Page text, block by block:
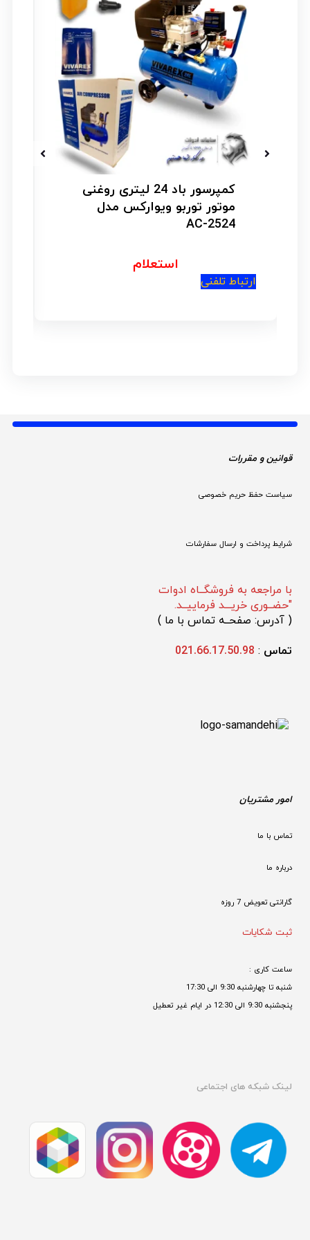
کمپرسور باد 24 لیتری روغنی
موتور توربو ویوارکس مدل
AC-2524
استعلام
ارتباط تلفنی
قوانین و مقررات
سیاست حفظ حریم خصوصی
شرایط پرداخت و ارسال سفارشات
با مراجعه به فروشگــاه ادوات
"حضــوری خریـــد فرماییــد.
( آدرس: صفحــه تماس با ما )
تماس :
021.66.17.50.98
امور مشتریان
تماس با ما
درباره ما
گارانتی تعویض 7 روزه
ثبت شکایات
ساعت کاری :
شنبه تا چهارشنبه 9:30 الی 17:30
پنجشنبه 9:30 الی 12:30 در ایام غیر تعطیل
لینک شبکه های اجتماعی